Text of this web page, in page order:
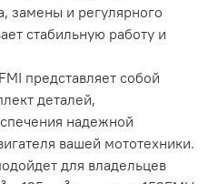
замены и регулярного
стабильную работу и
представляет собой
деталей,
надежной
вашей мототехники.
для владельцев